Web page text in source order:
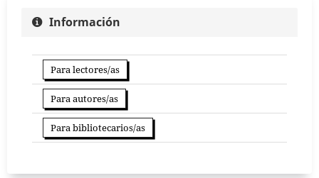
Información
Para lectores/as
Para autores/as
Para bibliotecarios/as